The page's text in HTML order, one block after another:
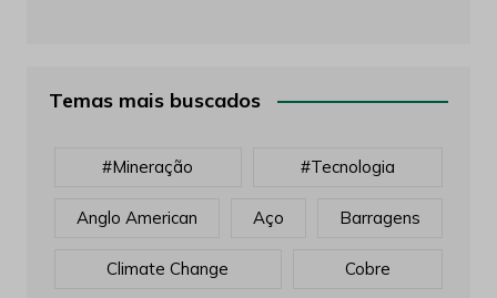
Temas mais buscados
#mineração #tecnologia
Anglo American Aço Barragens
Climate Change Cobre